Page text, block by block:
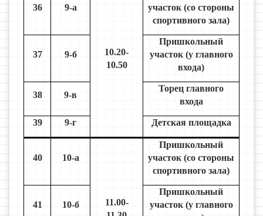
36 9-а
10.20-
10.50
участок (со стороны
спортивного зала)
37 9-б
Пришкольный
участок (у главного
входа)
38 9-в
Торец главного
входа
39 9-г Детская площадка
40 10-а
11.00-
Пришкольный
участок (со стороны
спортивного зала)
41 10-б
Пришкольный
участок (у главного